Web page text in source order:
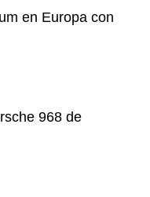
en Europa con
968 de